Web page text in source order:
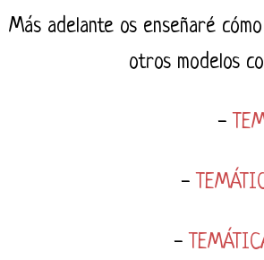
Más adelante os enseñaré
otros modelos
-
-
-